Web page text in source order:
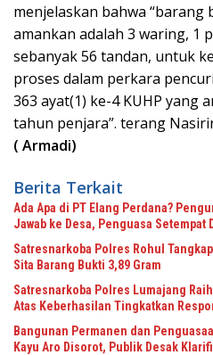
menjelaskan bahwa
amankan adalah 3 waring, 1
sebanyak 56 tandan, untuk
proses dalam perkara
363 ayat(1) ke-4 KUHP yang
tahun penjara”. terang
( Armadi)
Berita Terkait
Ada Apa di PT Elang Perdana?
Jawab ke Desa, Penguasa Setempat
Satresnarkoba Polres Rohul
Sita Barang Bukti 3,89 Gram
Satresnarkoba Polres Lumajang
Atas Keberhasilan Tingkatkan
Bangunan Permanen dan
Kayu Aro Disorot, Publik Desak